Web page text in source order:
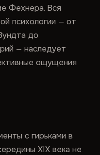
Фехнера. Вся
психологии — от
до
— наследует
ощущения
с гирьками в
XIX века не